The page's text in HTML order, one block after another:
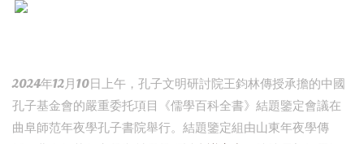
2024年12月10日上午，孔子文明研討院王鈞林傳授承擔的中國
孔子基金會的嚴重委托項目《儒學百科全書》結題鑒定會議在
曲阜師范年夜學孔子書院舉行。結題鑒定組由山東年夜學傳